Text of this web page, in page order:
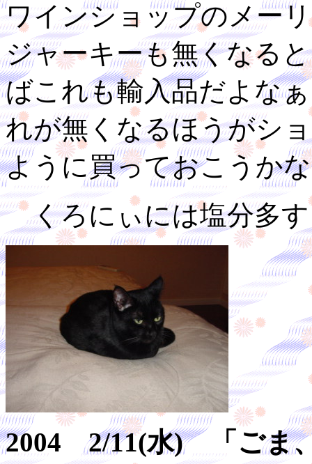
ワインショップのメー
ジャーキーも無くなる
ばこれも輸入品だよな
れが無くなるほうがシ
ように買っておこうか
くろにぃには塩分多す
2004 2/11(水) 「ごま